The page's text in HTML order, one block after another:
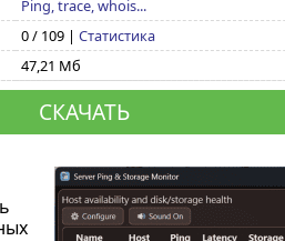
Ping, trace, whois...
0 / 109 | Статистика
47,21 Мб
СКАЧАТЬ